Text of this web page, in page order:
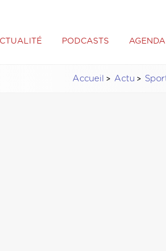
PODCASTS AGENDA
Accueil Actu